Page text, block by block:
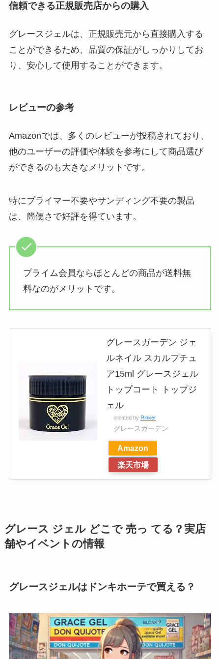
信頼できる正規販売店からの購入
グレースジェルは、正規販売元から直接購入する
ことができるため、品質の保証がしっかりしてお
り、安心して使用することができます。
レビューの参考
Amazonでは、多くのレビューが投稿されており、
他のユーザーの評価や体験を参考にして商品選び
ができるのも大きなメリットです。
特にプライマー不要やサンディング不要の製品
は、簡便さで好評を得ています。
プライム会員ならほとんどの商品が送料無
料なのがメリットです。
グレースガーデン ジェ
ルネイル スカルプチュ
ア15ml グレースジェル
トップコート トップジ
ェル
created by Rinker
グレースガーデン
Amazon
楽天市場
グレース ジェル どこで 売っ てる？実店
舗やイベントの情報
グレースジェルはドンキホーテで買える？